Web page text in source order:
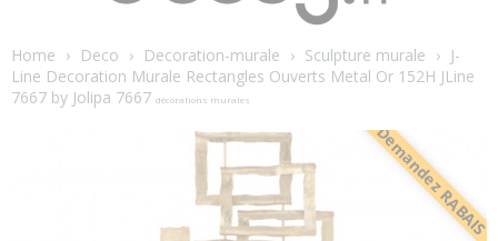
Home › Deco › Decoration-murale › Sculpture murale › J-
Line Decoration Murale Rectangles Ouverts Metal Or 152H JLine
7667 by Jolipa 7667 décorations murales
Demandez RABAIS